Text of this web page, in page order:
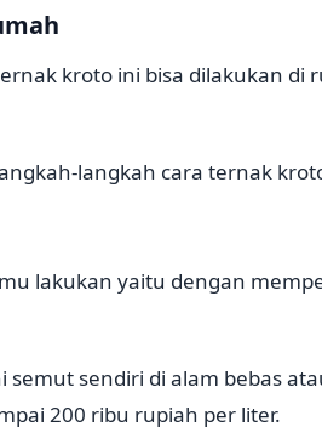
kroto ini bisa dilakukan di
langkah cara ternak
lakukan yaitu dengan
semut sendiri di alam bebas
200 ribu rupiah per liter.